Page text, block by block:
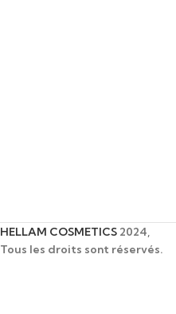
HELLAM COSMETICS 2024,
Tous les droits sont réservés.